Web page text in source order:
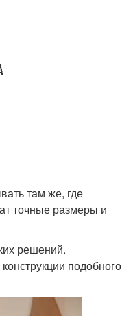
там же, где
точные размеры и
решений.
подобного